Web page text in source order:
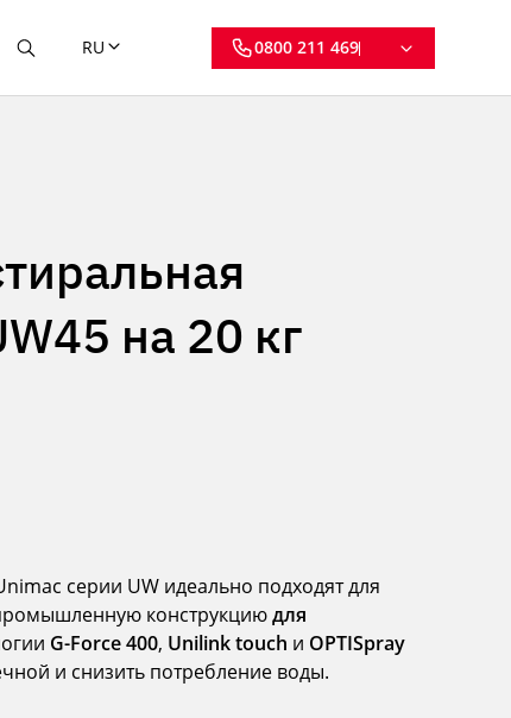
RU 0800 211 469
на 20 кг
серии UW идеально подходят для
конструкциюдля
G-Force 400, Unilink touch и OPTISpray
и снизить потребление воды.